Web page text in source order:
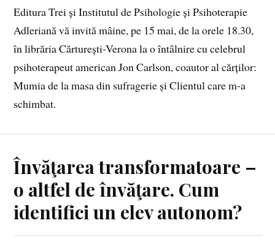
Editura Trei și Institutul de Psihologie și Psihoterapie
Adleriană vă invită mâine, pe 15 mai, de la orele 18.30,
în librăria Cărturești-Verona la o întâlnire cu celebrul
psihoterapeut american Jon Carlson, coautor al cărților:
Mumia de la masa din sufragerie și Clientul care m-a
schimbat.
Învăţarea transformatoare –
o altfel de învăţare. Cum
identifici un elev autonom?